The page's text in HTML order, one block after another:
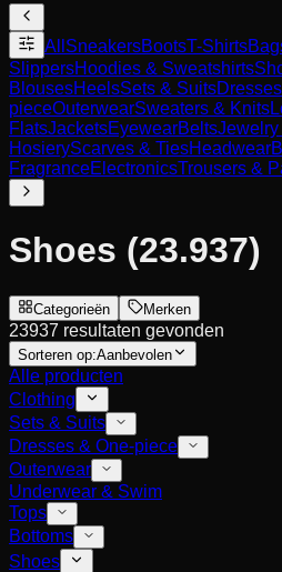
All SneakersBootsT-Shirts
SlippersHoodies & Sweatshirts
BlousesHeelsSets & Suits
pieceOuterwearSweaters & Knits
FlatsJacketsEyewearBeltsJewelry
HosieryScarves & TiesHeadwear
FragranceElectronicsTrousers &
Shoes (23.937)
Categorieën Merken
23937 resultaten gevonden
Sorteren op:Aanbevolen
Alle producten
Clothing
Sets & Suits
Dresses & One-piece
Outerwear
Underwear & Swim
Tops
Bottoms
Shoes